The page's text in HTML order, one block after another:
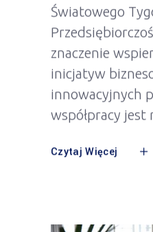
Światowego
znaczenie
inicjatyw
innowacyjnych
współpracy jest
Czytaj Więcej